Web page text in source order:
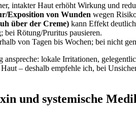
intakter ⁤Haut⁤ erhöht​ Wirkung und
Exposition von Wunden wegen
über der Creme) kann ​Effekt
Rötung/Pruritus pausieren.
von Tagen bis Wochen; bei nicht
anspreche: ‍lokale Irritationen,‌
– ⁢deshalb‍ empfehle ich, bei
und systemische